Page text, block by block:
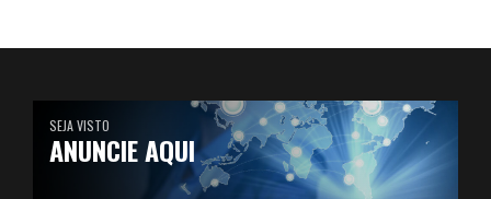
SEJA VISTO
ANUNCIE AQUI